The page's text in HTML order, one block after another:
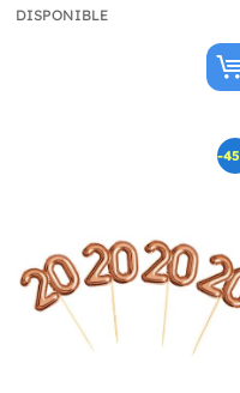
DISPONIBLE
-